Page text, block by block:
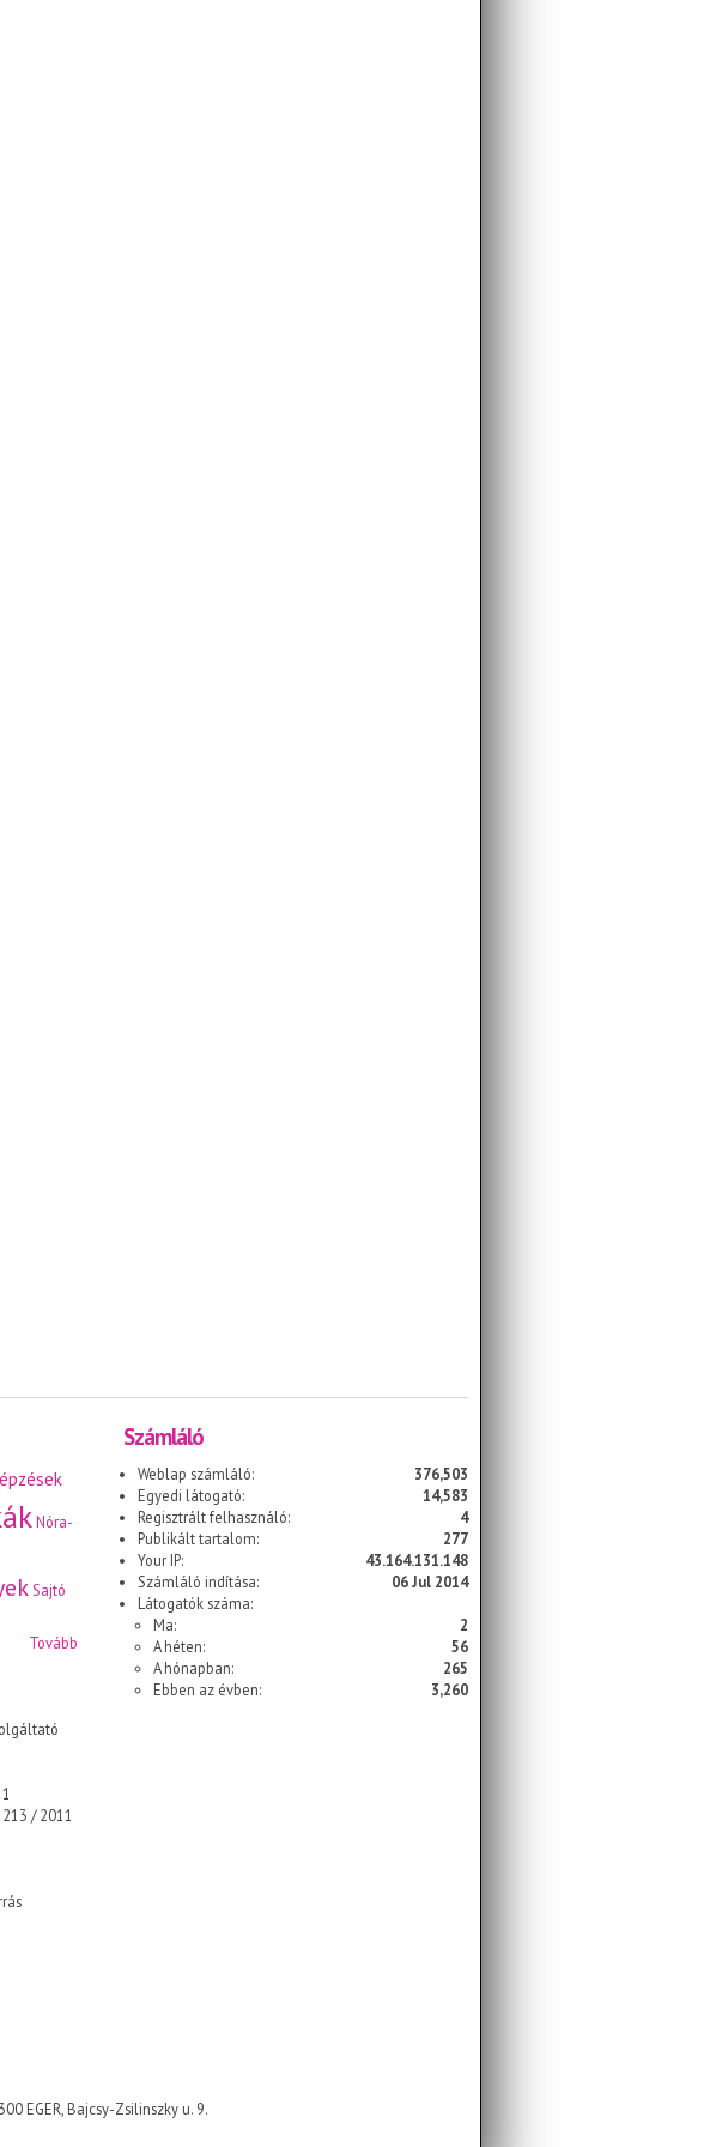
Nóra-
Sajtó
Tovább
/ 2011
Számláló
Weblap számláló:
376,503
Egyedi látogató:
14,583
Regisztrált felhasználó:
4
Publikált tartalom:
277
Your IP:
43.164.131.148
Számláló indítása:
06 Jul 2014
Látogatók száma:
Ma:
2
A héten:
56
A hónapban:
265
Ebben az évben:
3,260
EGER, Bajcsy-Zsilinszky u. 9.